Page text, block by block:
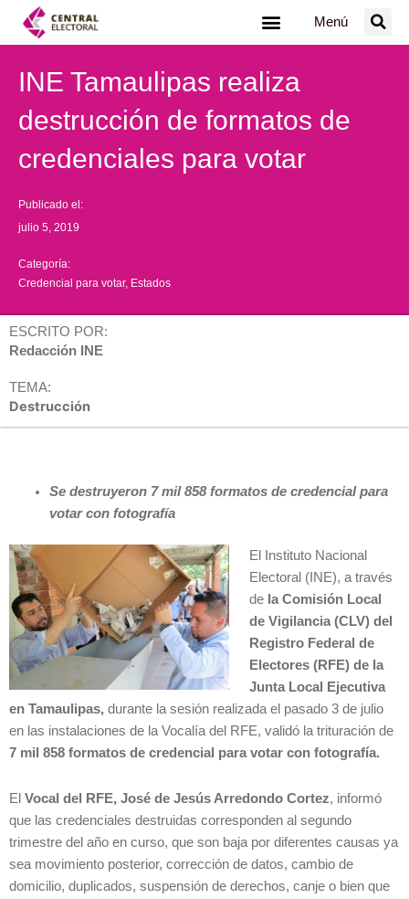
Menú
INE Tamaulipas realiza
destrucción de formatos de
credenciales para votar
Publicado el:
julio 5, 2019
Categoría:
Credencial para votar, Estados
ESCRITO POR:
Redacción INE
TEMA:
Destrucción
Se destruyeron 7 mil 858 formatos de credencial para
votar con fotografía
El Instituto Nacional
Electoral (INE), a través
de la Comisión Local
de Vigilancia (CLV) del
Registro Federal de
Electores (RFE) de la
Junta Local Ejecutiva
en Tamaulipas, durante la sesión realizada el pasado 3 de julio
en las instalaciones de la Vocalía del RFE, validó la trituración de
7 mil 858 formatos de credencial para votar con fotografía.
El Vocal del RFE, José de Jesús Arredondo Cortez, informó
que las credenciales destruidas corresponden al segundo
trimestre del año en curso, que son baja por diferentes causas ya
sea movimiento posterior, corrección de datos, cambio de
domicilio, duplicados, suspensión de derechos, canje o bien que